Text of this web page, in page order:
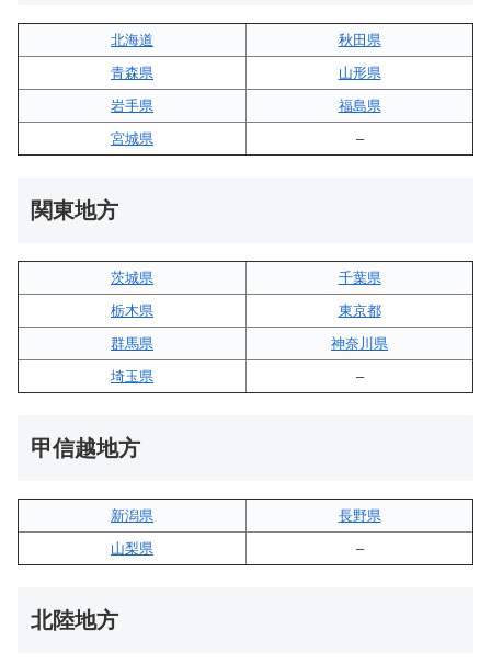
北海道
秋田県
青森県
山形県
岩手県
福島県
宮城県
–
関東地方
茨城県
千葉県
栃木県
東京都
群馬県
神奈川県
埼玉県
–
甲信越地方
新潟県
長野県
山梨県
–
北陸地方